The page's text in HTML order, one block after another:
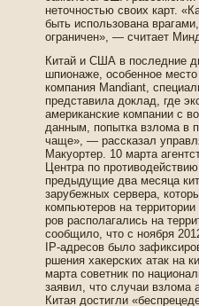
неточностью своих карт.
быть использована
ограничен», — считает
Китай и США в последние
шпионаже, особенное
компания Mandiant,
представила доклад, где­
американские компании с
данным, попытка взлома в
чаще», — рассказал
Макуортер. 10 марта
Центра по
предыдущие два месяца
зарубежных серве­ра,
компьютеров на
ров располагались на
сообщило, что с ноября
IP-адресов было
ршения хакерских атак на
марта сове­тник по
заявил, что случаи взлома
Китая достигли